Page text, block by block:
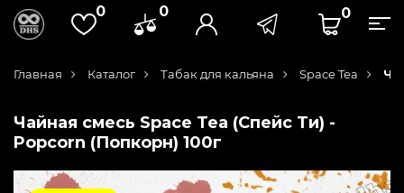
0 0 0
Главная Каталог Табак для кальяна Space Tea
Чайная смесь Space Tea (Спейс Ти) -
Popcorn (Попкорн) 100г